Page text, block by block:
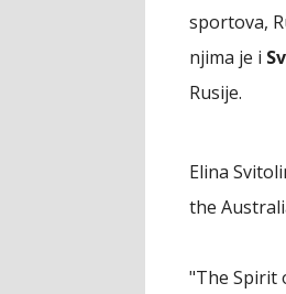
sportova,
njima je i
Rusije.
Elina
the
"The Spirit